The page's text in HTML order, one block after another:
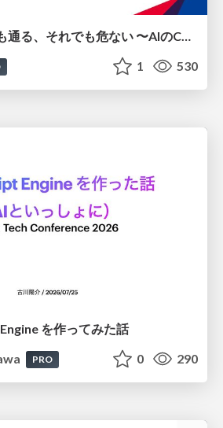
型も通る、synthも通る、それでも危ない 〜AIのCDKの権限とコストを機械で検証する〜 / It Passes Type Checks, It Passes Synth Checks, but It’s Still Risky — Automatically Verifying Permissions and Costs in AI’s CDK —
1 530
を作ってみた話
PRO 0 290